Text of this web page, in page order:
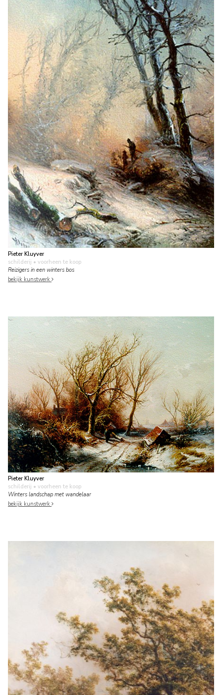
Pieter Kluyver
schilderij • voorheen te koop
Reizigers in een winters bos
bekijk kunstwerk
Pieter Kluyver
schilderij • voorheen te koop
Winters landschap met wandelaar
bekijk kunstwerk